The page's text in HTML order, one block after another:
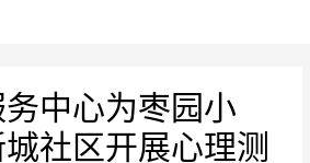
中心为枣园小
社区开展心理测